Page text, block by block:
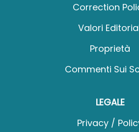
Correction
Valori
Proprietà
Commenti Sui
LEGALE
Privacy /